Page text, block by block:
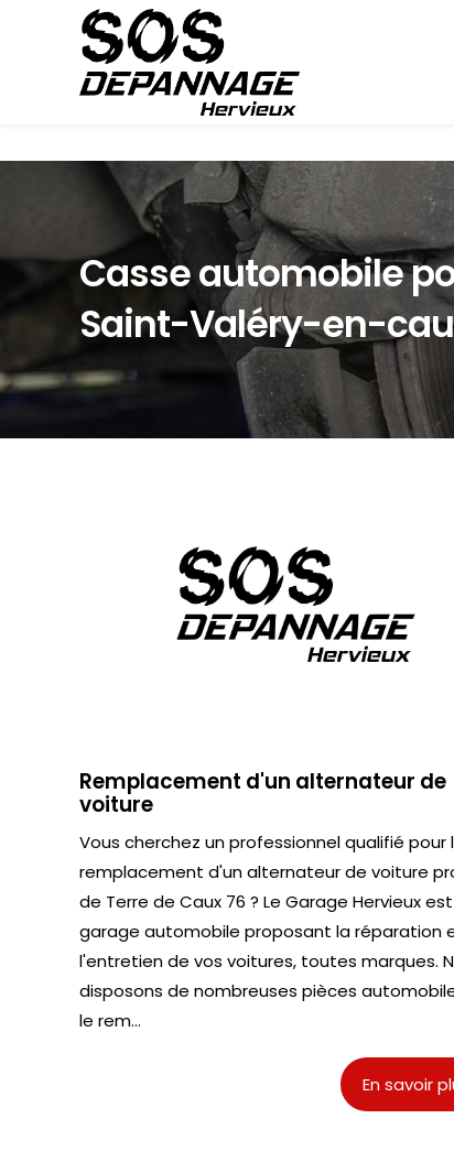
Casse automobile
Saint-Valéry-en-
Remplacement d'un alternateur de
voiture
Vous cherchez un professionnel qualifié pour
remplacement d'un alternateur de voiture
de Terre de Caux 76 ? Le Garage Hervieux
garage automobile proposant la réparation
l'entretien de vos voitures, toutes marques.
disposons de nombreuses pièces
le rem...
En savoir
Panneau de gestion des cookies